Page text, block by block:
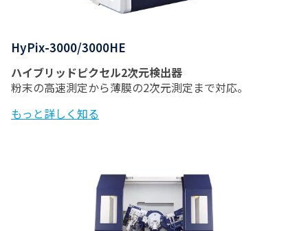
HyPix-3000/3000HE
ハイブリッドピクセル2次元検出器
粉末の高速測定から薄膜の2次元測定まで対応。
もっと詳しく知る